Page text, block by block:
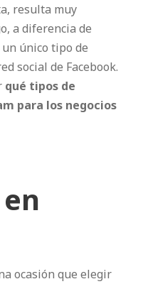
resulta muy
a diferencia de
único tipo de
social de Facebook.
qué tipos de
para los negocios
ocasión que elegir